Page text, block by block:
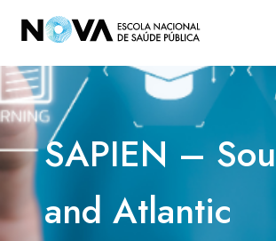
ESCOLA
ENSINO
INVESTIGAÇÃO
SAPIEN –
and Atlantic